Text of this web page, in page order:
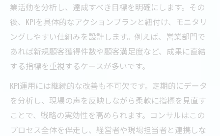
業活動を分析し、達成すべき目標を明確にします。その
後、KPIを具体的なアクションプランと紐付け、モニタリ
ングしやすい仕組みを設計します。例えば、営業部門で
あれば新規顧客獲得件数や顧客満足度など、成果に直結
する指標を重視するケースが多いです。
KPI運用には継続的な改善も不可欠です。定期的にデータ
を分析し、現場の声を反映しながら柔軟に指標を見直す
ことで、戦略の実効性を高められます。コンサルはこの
プロセス全体を伴走し、経営者や現場担当者と連携しな